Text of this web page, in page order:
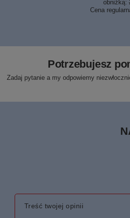
obniżką:
Cena
Potrzebujesz
Zadaj pytanie a my odpowiemy
Treść twojej opinii